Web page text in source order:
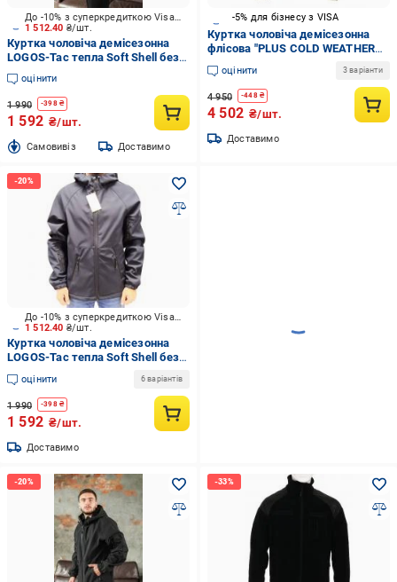
1 512.40 ₴/шт.
До -10% з суперкредиткою Visa Вигода
Куртка чоловіча демісезонна
LOGOS-Tac тепла Soft Shell без
шевронів 04-07-00-0027 р.M хакі
оцінити
1 990 -398₴
1 592 ₴/шт.
Cамовивіз Доставимо
-5% для бізнесу з VISA
Куртка чоловіча демісезонна
флісова "PLUS COLD WEATHER
JACKET FLEECE" 10855601 р.XXL
oliveоцінити 3 варіанти
4 950 -448₴
4 502 ₴/шт.
Доставимо
1 512.40 ₴/шт.
До -10% з суперкредиткою Visa Вигода
Куртка чоловіча демісезонна
LOGOS-Tac тепла Soft Shell без
шевронів 04-07-00-0027 р.S
синійоцінити 6 варіантів
1 990 -398₴
1 592 ₴/шт.
Доставимо